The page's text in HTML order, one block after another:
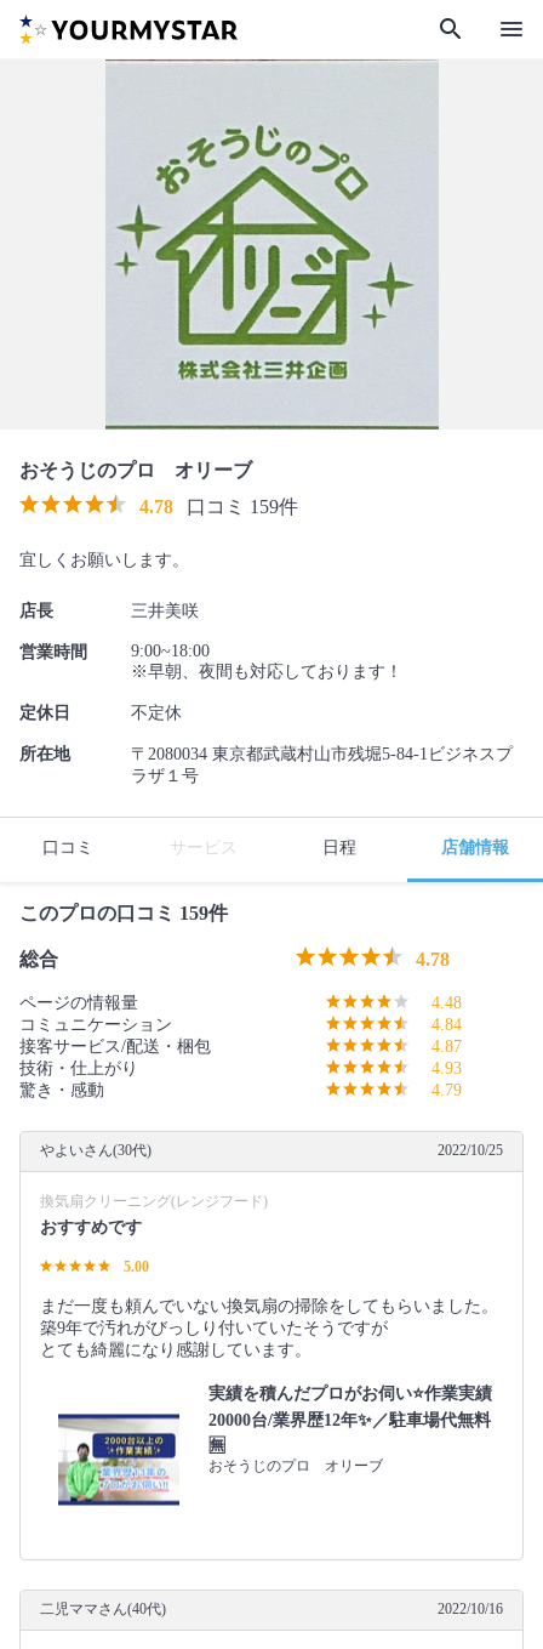
search menu
おそうじのプロ オリーブ
4.78
口コミ 159件
宜しくお願いします。
店長 三井美咲
営業時間
9:00~18:00
※早朝、夜間も対応しております！
定休日 不定休
所在地
〒2080034 東京都武蔵村山市残堀5-84-1ビジネスプ
ラザ１号
口コミ サービス 日程 店舗情報
このプロの口コミ 159件
総合 4.78
ページの情報量
4.48
コミュニケーション
4.84
接客サービス/配送・梱包
4.87
技術・仕上がり
4.93
驚き・感動
4.79
やよいさん(30代) 2022/10/25
換気扇クリーニング(レンジフード)
おすすめです
5.00
まだ一度も頼んでいない換気扇の掃除をしてもらいました。
築9年で汚れがびっしり付いていたそうですが
とても綺麗になり感謝しています。
実績を積んだプロがお伺い⭐️作業実績
20000台/業界歴12年✨／駐車場代無料
🈚️
おそうじのプロ オリーブ
二児ママさん(40代) 2022/10/16